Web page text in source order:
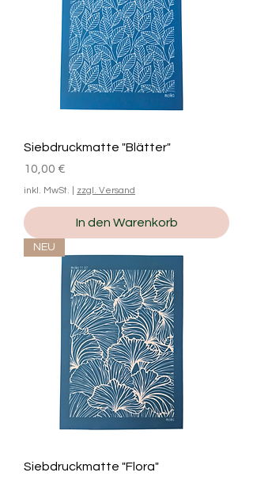
Siebdruckmatte "Blätter"
Preis
10,00 €
inkl. MwSt. zzgl. Versand
In den Warenkorb
NEU
Siebdruckmatte "Flora"